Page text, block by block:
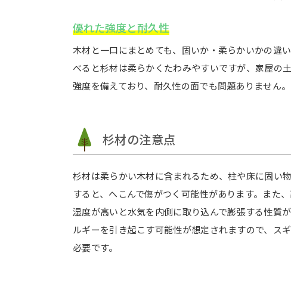
優れた強度と耐久性
木材と一口にまとめても、固いか・柔らかいかの違
べると杉材は柔らかくたわみやすいですが、家屋の
強度を備えており、耐久性の面でも問題ありません。
杉材の注意点
杉材は柔らかい木材に含まれるため、柱や床に固い
すると、へこんで傷がつく可能性があります。また
湿度が高いと水気を内側に取り込んで膨張する性質
ルギーを引き起こす可能性が想定されますので、ス
必要です。